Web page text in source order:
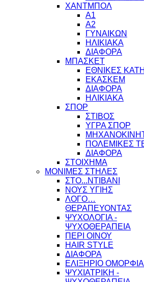
ΧΑΝΤΜΠΟΛ
Α1
Α2
ΓΥΝΑΙΚΩΝ
ΗΛΙΚΙΑΚΑ
ΔΙΑΦΟΡΑ
ΜΠΑΣΚΕΤ
ΕΘΝΙΚΕΣ
ΕΚΑΣΚΕΜ
ΔΙΑΦΟΡΑ
ΗΛΙΚΙΑΚΑ
ΣΠΟΡ
ΣΤΙΒΟΣ
ΥΓΡΑ ΣΠΟΡ
ΠΟΛΕΜΙΚΕΣ
ΔΙΑΦΟΡΑ
ΣΤΟΙΧΗΜΑ
ΜΟΝΙΜΕΣ ΣΤΗΛΕΣ
ΣΤΟ...ΝΤΙΒΑΝΙ
ΝΟΥΣ ΥΓΙΗΣ
ΛΟΓΟ…
ΘΕΡΑΠΕΥΟΝΤΑΣ
ΨΥΧΟΛΟΓΙΑ -
ΨΥΧΟΘΕΡΑΠΕΙΑ
ΠΕΡΙ ΟΙΝΟΥ
HAIR STYLE
ΔΙΑΦΟΡΑ
ΕΛΙΞΗΡΙΟ
ΨΥΧΙΑΤΡΙΚΗ -